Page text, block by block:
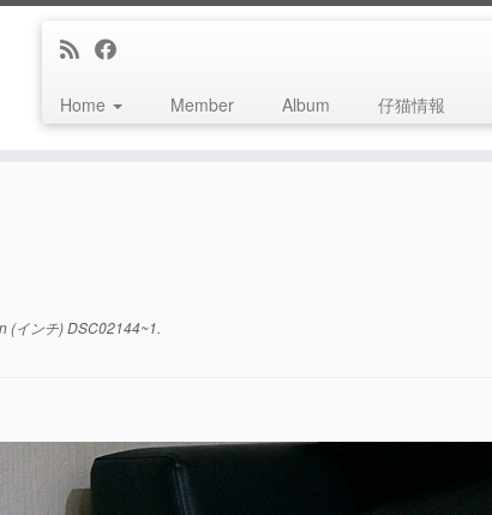
Home Member Album 仔猫情報
(インチ)DSC02144~1.